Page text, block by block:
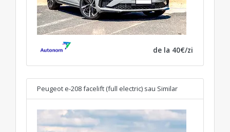
de la 40€/zi
Peugeot e-208 facelift (full electric) sau Similar